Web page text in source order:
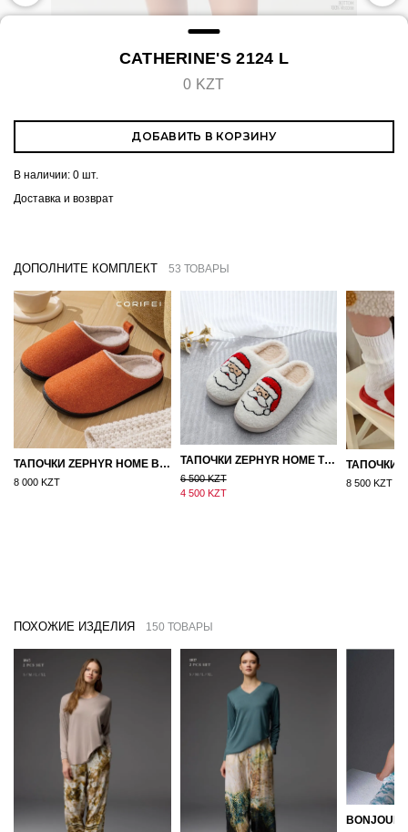
CATHERINE'S 2124 L
0 KZT
ДОБАВИТЬ В КОРЗИНУ
В наличии: 0 шт.
Доставка и возврат
ДОПОЛНИТЕ КОМПЛЕКТ 53 ТОВАРЫ
ТАПОЧКИ ZEPHYR HOME ВОЙЛОК ОРАНЖЕВЫЙ
8 000 KZT
ТАПОЧКИ ZEPHYR HOME ТЕДДИ ДЕД МОРОЗ NEW
6 500 KZT
4 500 KZT
8 500 KZT
ПОХОЖИЕ ИЗДЕЛИЯ 150 ТОВАРЫ